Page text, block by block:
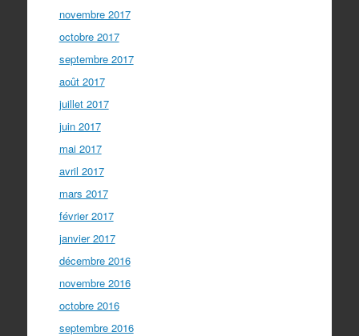
novembre 2017
octobre 2017
septembre 2017
août 2017
juillet 2017
juin 2017
mai 2017
avril 2017
mars 2017
février 2017
janvier 2017
décembre 2016
novembre 2016
octobre 2016
septembre 2016